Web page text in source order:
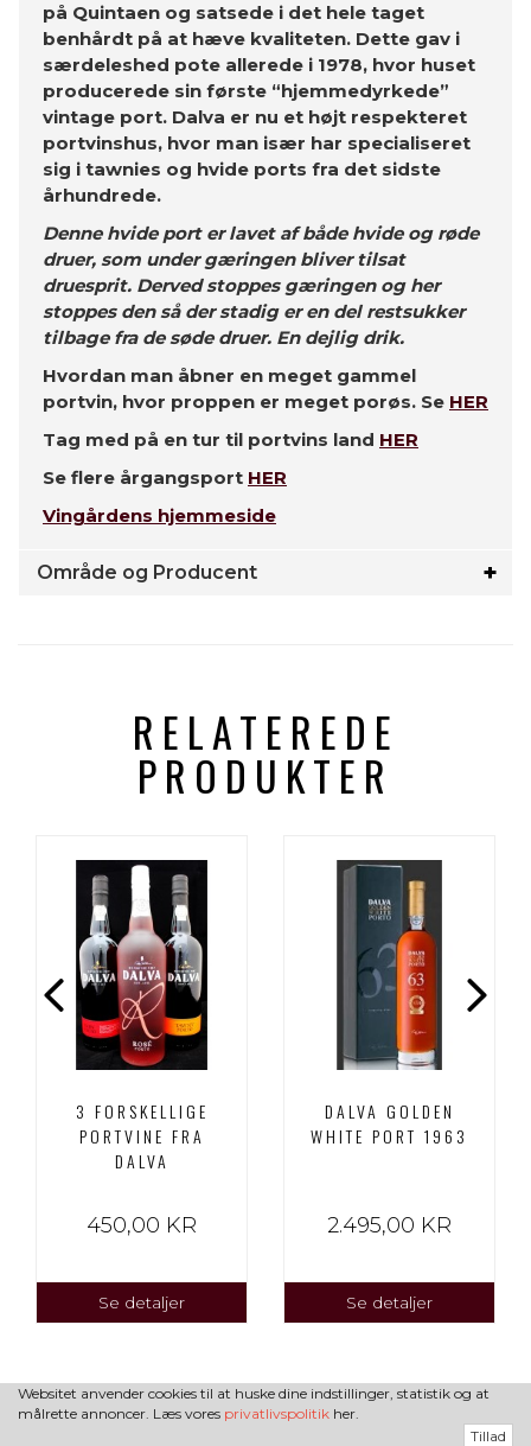
på Quintaen og satsede i det hele taget
benhårdt på at hæve kvaliteten. Dette gav i
særdeleshed pote allerede i 1978, hvor huset
producerede sin første “hjemmedyrkede”
vintage port. Dalva er nu et højt respekteret
portvinshus, hvor man især har specialiseret
sig i tawnies og hvide ports fra det sidste
århundrede.
Denne hvide port er lavet af både hvide og røde
druer, som under gæringen bliver tilsat
druesprit. Derved stoppes gæringen og her
stoppes den så der stadig er en del restsukker
tilbage fra de søde druer. En dejlig drik.
Hvordan man åbner en meget gammel
portvin, hvor proppen er meget porøs. Se HER
Tag med på en tur til portvins land HER
Se flere årgangsport HER
Vingårdens hjemmeside
Område og Producent
RELATEREDE
PRODUKTER
3 FORSKELLIGE
PORTVINE FRA
DALVA
450,00 KR
Se detaljer
DALVA GOLDEN
WHITE PORT 1963
2.495,00 KR
Se detaljer
Websitet anvender cookies til at huske dine indstillinger, statistik og at
målrette annoncer. Læs vores privatlivspolitik her.
Tillad